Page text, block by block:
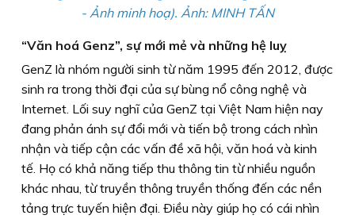
- Ảnh minh hoạ). Ảnh: MINH TẤN
“Văn hoá Genz”, sự mới mẻ và những hệ luỵ
GenZ là nhóm người sinh từ năm 1995 đến 2012, được
sinh ra trong thời đại của sự bùng nổ công nghệ và
Internet. Lối suy nghĩ của GenZ tại Việt Nam hiện nay
đang phản ánh sự đổi mới và tiến bộ trong cách nhìn
nhận và tiếp cận các vấn đề xã hội, văn hoá và kinh
tế. Họ có khả năng tiếp thu thông tin từ nhiều nguồn
khác nhau, từ truyền thông truyền thống đến các nền
tảng trực tuyến hiện đại. Ðiều này giúp họ có cái nhìn